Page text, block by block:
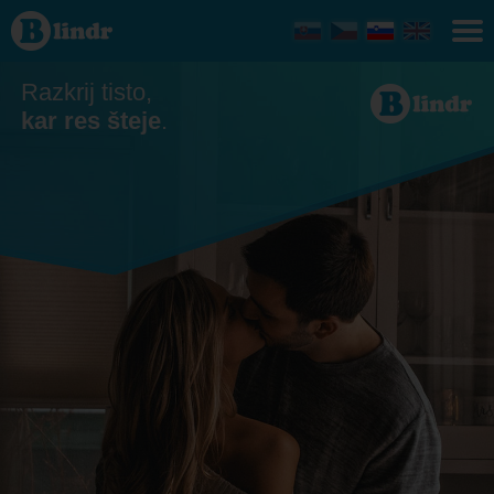
Zmenkovati
Razkrij tisto,
kar res šteje.